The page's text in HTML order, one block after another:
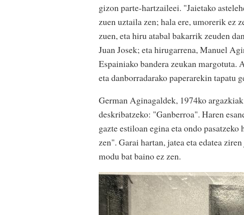
gizon parte-hartzaileei. "Jaietako
zuen uztaila zen; hala ere, umorerik ez
zuen, eta hiru atabal bakarrik zeuden
Juan Josek; eta hirugarrena, Manuel
Espainiako bandera zeukan margotuta.
eta danborradarako paperarekin tapatu
German Aginagaldek, 1974ko
deskribatzeko: "Ganberroa". Haren
gazte estiloan egina eta ondo
zen". Garai hartan, jatea eta edatea
modu bat baino ez zen.